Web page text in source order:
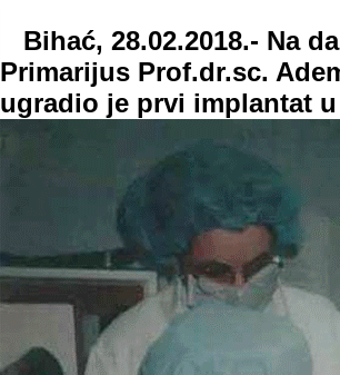
Bihać, 28.02.2018.- Na
Primarijus Prof.dr.sc.
ugradio je prvi implantat